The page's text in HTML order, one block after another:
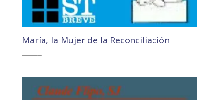
María, la Mujer de la Reconciliación
4,10€